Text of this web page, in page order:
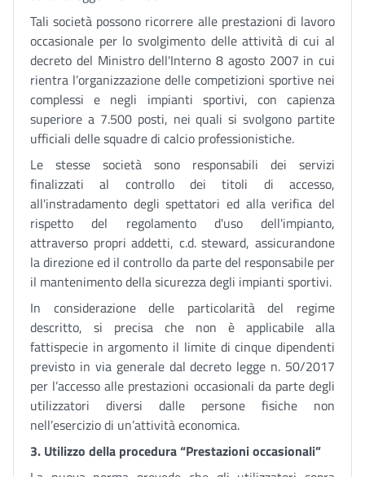
Tali società possono ricorrere alle prestazioni di lavoro
occasionale per lo svolgimento delle attività di cui al
decreto del Ministro dell'Interno 8 agosto 2007 in cui
rientra l’organizzazione delle competizioni sportive nei
complessi e negli impianti sportivi, con capienza
superiore a 7.500 posti, nei quali si svolgono partite
ufficiali delle squadre di calcio professionistiche.
Le stesse società sono responsabili dei servizi
finalizzati al controllo dei titoli di accesso,
all'instradamento degli spettatori ed alla verifica del
rispetto del regolamento d'uso dell'impianto,
attraverso propri addetti, c.d. steward, assicurandone
la direzione ed il controllo da parte del responsabile per
il mantenimento della sicurezza degli impianti sportivi.
In considerazione delle particolarità del regime
descritto, si precisa che non è applicabile alla
fattispecie in argomento il limite di cinque dipendenti
previsto in via generale dal decreto legge n. 50/2017
per l’accesso alle prestazioni occasionali da parte degli
utilizzatori diversi dalle persone fisiche non
nell’esercizio di un’attività economica.
3. Utilizzo della procedura “Prestazioni occasionali”